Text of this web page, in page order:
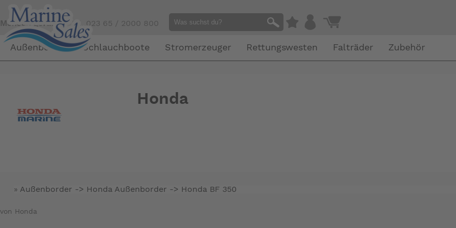
Mensch gefällig?Tel. 023 65 / 2000 800
Außenborder Schlauchboote Stromerzeuger Rettungswesten Falträder Zubehör
Honda
» Außenborder -> Honda Außenborder -> Honda BF 350
von Honda